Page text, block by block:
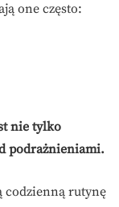
one często:
nie tylko
podrażnieniami.
codzienną rutynę